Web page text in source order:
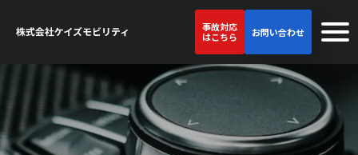
事故対応
はこちら
お問い合わせ